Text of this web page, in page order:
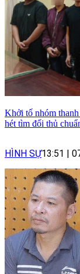
Khởi tố nhóm
hét tìm đối thủ
HÌNH SỰ13:51